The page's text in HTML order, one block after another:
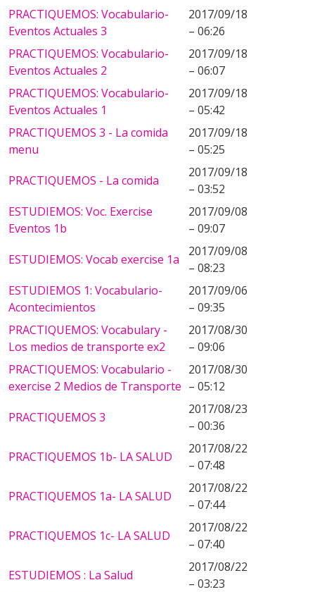
PRACTIQUEMOS: Vocabulario-
Eventos Actuales 3
2017/09/18
– 06:26
PRACTIQUEMOS: Vocabulario-
Eventos Actuales 2
2017/09/18
– 06:07
PRACTIQUEMOS: Vocabulario-
Eventos Actuales 1
2017/09/18
– 05:42
PRACTIQUEMOS 3 - La comida
menu
2017/09/18
– 05:25
PRACTIQUEMOS - La comida
2017/09/18
– 03:52
ESTUDIEMOS: Voc. Exercise
Eventos 1b
2017/09/08
– 09:07
ESTUDIEMOS: Vocab exercise 1a
2017/09/08
– 08:23
ESTUDIEMOS 1: Vocabulario-
Acontecimientos
2017/09/06
– 09:35
PRACTIQUEMOS: Vocabulary -
Los medios de transporte ex2
2017/08/30
– 09:06
PRACTIQUEMOS: Vocabulario -
exercise 2 Medios de Transporte
2017/08/30
– 05:12
PRACTIQUEMOS 3
2017/08/23
– 00:36
PRACTIQUEMOS 1b- LA SALUD
2017/08/22
– 07:48
PRACTIQUEMOS 1a- LA SALUD
2017/08/22
– 07:44
PRACTIQUEMOS 1c- LA SALUD
2017/08/22
– 07:40
ESTUDIEMOS : La Salud
2017/08/22
– 03:23